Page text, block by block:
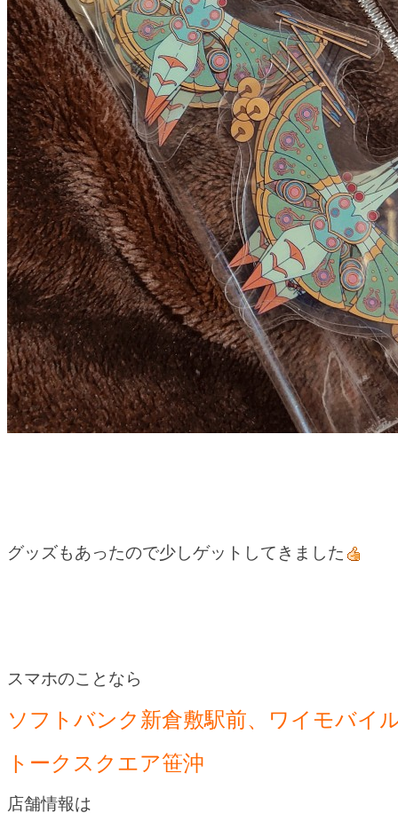
グッズもあったので少しゲットしてきました
スマホのことなら
ソフトバンク新倉敷駅前、ワイモバイ
トークスクエア笹沖
店舗情報は